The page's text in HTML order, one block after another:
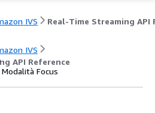
IVS
IVS
API Reference
Modalità Focus